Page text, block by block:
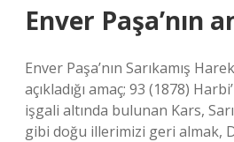
Enver Paşa’nın
Enver Paşa’nın Sarıkamış
açıkladığı amaç; 93 (1878)
işgali altında bulunan Kars,
gibi doğu illerimizi geri almak,